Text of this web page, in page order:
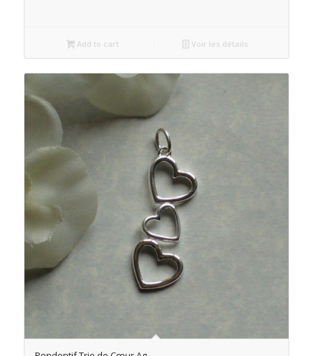
Add to cart Voir les détails